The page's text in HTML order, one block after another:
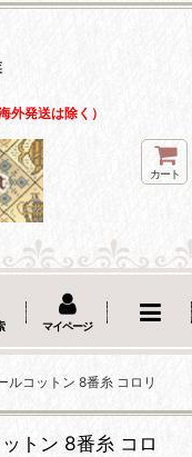
外発送は除く）
カート
マイページ
コットン 8番糸 コロリ
トン 8番糸 コロ